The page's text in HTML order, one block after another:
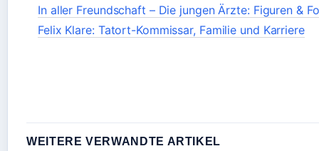
In aller Freundschaft – Die jungen Ärzte: Figuren &
Felix Klare: Tatort-Kommissar, Familie und Karriere
WEITERE VERWANDTE ARTIKEL